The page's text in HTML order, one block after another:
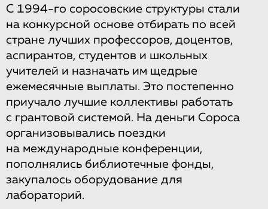
С 1994-го соросовские структуры стали
на конкурсной основе отбирать по всей
стране лучших профессоров, доцентов,
аспирантов, студентов и школьных
учителей и назначать им щедрые
ежемесячные выплаты. Это постепенно
приучало лучшие коллективы работать
с грантовой системой. На деньги Сороса
организовывались поездки
на международные конференции,
пополнялись библиотечные фонды,
закупалось оборудование для
лабораторий.